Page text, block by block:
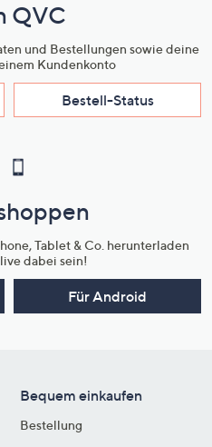
QVC
und Bestellungen sowie deine
Kundenkonto
Bestell-Status
Tablet & Co. herunterladen
dabei sein!
Für Android
Bequem einkaufen
Bestellung